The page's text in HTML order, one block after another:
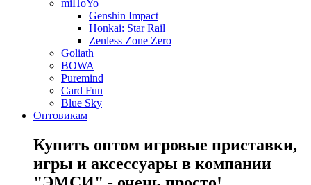
miHoYo
Genshin Impact
Honkai: Star Rail
Zenless Zone Zero
Goliath
BOWA
Puremind
Card Fun
Blue Sky
Оптовикам
Купить оптом игровые приставки,
игры и аксессуары в компании